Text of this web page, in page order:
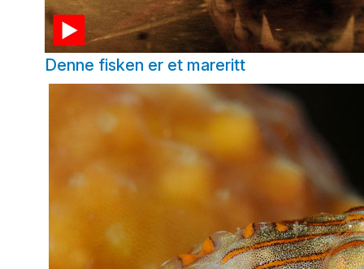
Denne fisken er et mareritt